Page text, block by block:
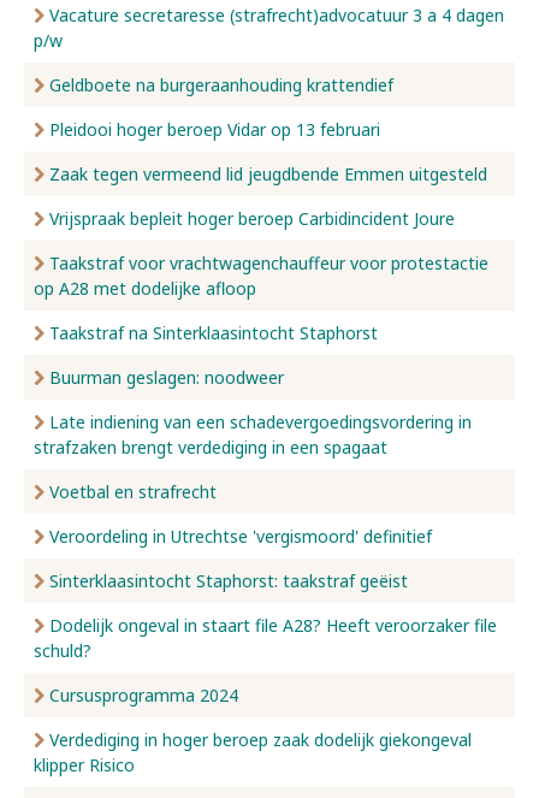
Vacature secretaresse (strafrecht)advocatuur 3 a 4 dagen
p/w
Geldboete na burgeraanhouding krattendief
Pleidooi hoger beroep Vidar op 13 februari
Zaak tegen vermeend lid jeugdbende Emmen uitgesteld
Vrijspraak bepleit hoger beroep Carbidincident Joure
Taakstraf voor vrachtwagenchauffeur voor protestactie
op A28 met dodelijke afloop
Taakstraf na Sinterklaasintocht Staphorst
Buurman geslagen: noodweer
Late indiening van een schadevergoedingsvordering in
strafzaken brengt verdediging in een spagaat
Voetbal en strafrecht
Veroordeling in Utrechtse 'vergismoord' definitief
Sinterklaasintocht Staphorst: taakstraf geëist
Dodelijk ongeval in staart file A28? Heeft veroorzaker file
schuld?
Cursusprogramma 2024
Verdediging in hoger beroep zaak dodelijk giekongeval
klipper Risico